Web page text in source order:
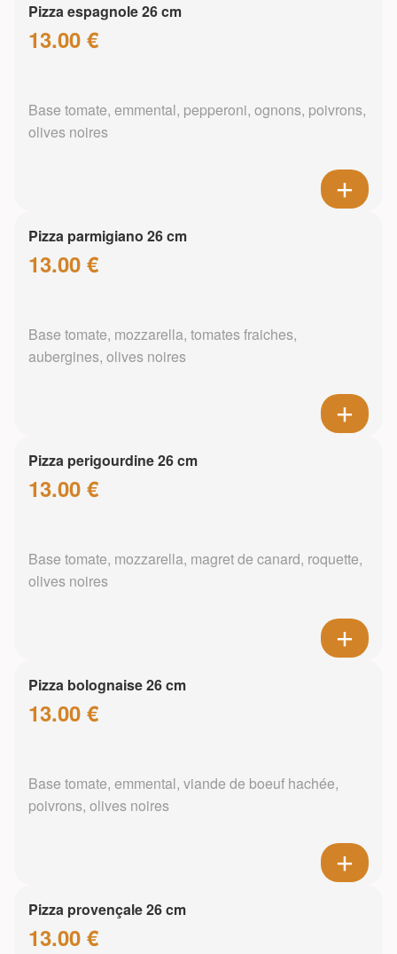
Pizza espagnole 26 cm
13.00 €
Base tomate, emmental, pepperoni, ognons, poivrons,
olives noires
Pizza parmigiano 26 cm
13.00 €
Base tomate, mozzarella, tomates fraiches,
aubergines, olives noires
Pizza perigourdine 26 cm
13.00 €
Base tomate, mozzarella, magret de canard, roquette,
olives noires
Pizza bolognaise 26 cm
13.00 €
Base tomate, emmental, viande de boeuf hachée,
poivrons, olives noires
Pizza provençale 26 cm
13.00 €